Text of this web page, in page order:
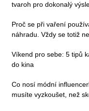
tvaroh pro dokonalý
Proč se při vaření
náhradu. Vždy se totiž
Víkend pro sebe: 5 tipů
do kina
Co nosí módní
musíte vyzkoušet, než